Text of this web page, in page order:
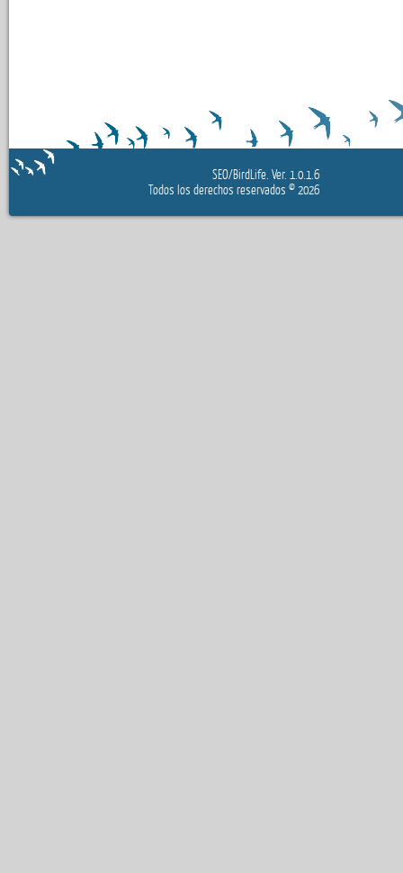
SEO/BirdLife. Ver. 1.0.1.6
Todos los derechos reservados © 2026